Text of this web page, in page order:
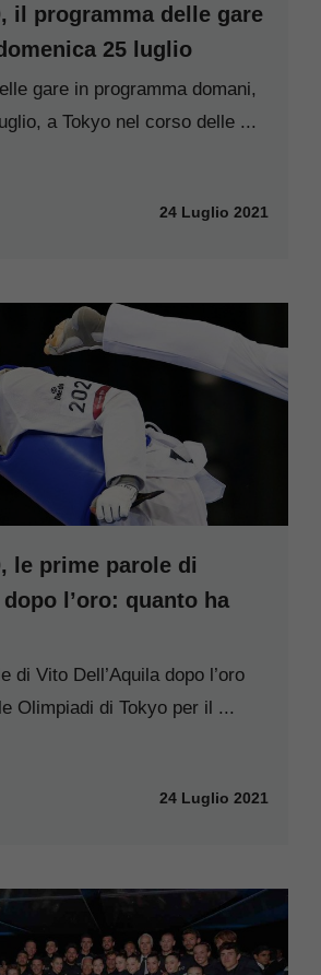
il programma delle gare
25 luglio
gare in programma domani,
a Tokyo nel corso delle ...
24 Luglio 2021
le prime parole di
dopo l’oro: quanto ha
di Vito Dell’Aquila dopo l’oro
Olimpiadi di Tokyo per il ...
24 Luglio 2021